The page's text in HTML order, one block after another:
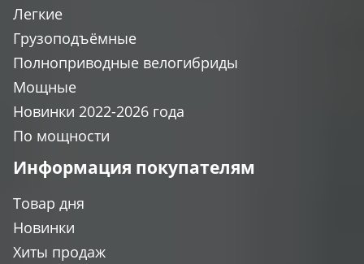
Легкие
Грузоподъёмные
Полноприводные велогибриды
Мощные
Новинки 2022-2026 года
По мощности
Информация покупателям
Товар дня
Новинки
Хиты продаж